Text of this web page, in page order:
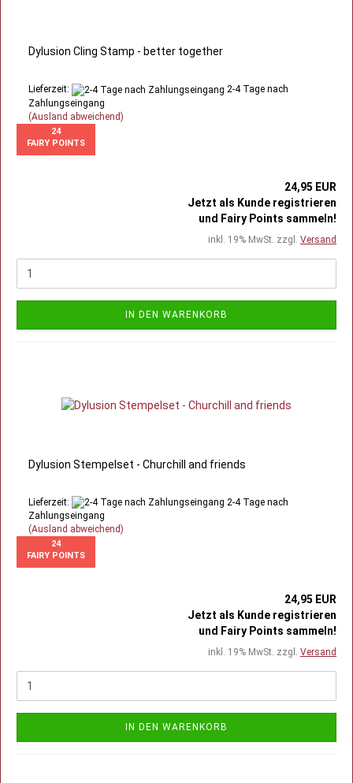
Dylusion Cling Stamp - better together
Lieferzeit:
2-4 Tage nach
Zahlungseingang
(Ausland abweichend)
24
FAIRY POINTS
24,95 EUR
Jetzt als Kunde registrieren
und Fairy Points sammeln!
inkl. 19% MwSt. zzgl. Versand
IN DEN WARENKORB
Dylusion Stempelset - Churchill and friends
Lieferzeit:
2-4 Tage nach
Zahlungseingang
(Ausland abweichend)
24
FAIRY POINTS
24,95 EUR
Jetzt als Kunde registrieren
und Fairy Points sammeln!
inkl. 19% MwSt. zzgl. Versand
IN DEN WARENKORB